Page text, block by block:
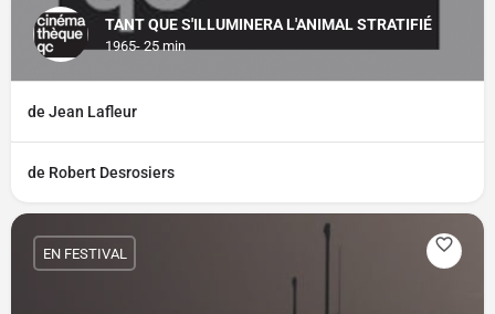
TANT QUE S'ILLUMINERA L'ANIMAL STRATIFIÉ
1965- 25 min
de Jean Lafleur
de Robert Desrosiers
EN FESTIVAL